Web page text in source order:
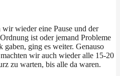
wieder eine Pause und der
ist oder jemand Probleme
ging es weiter. Genauso
wir auch wieder alle 15-20
zu warten, bis alle da waren.